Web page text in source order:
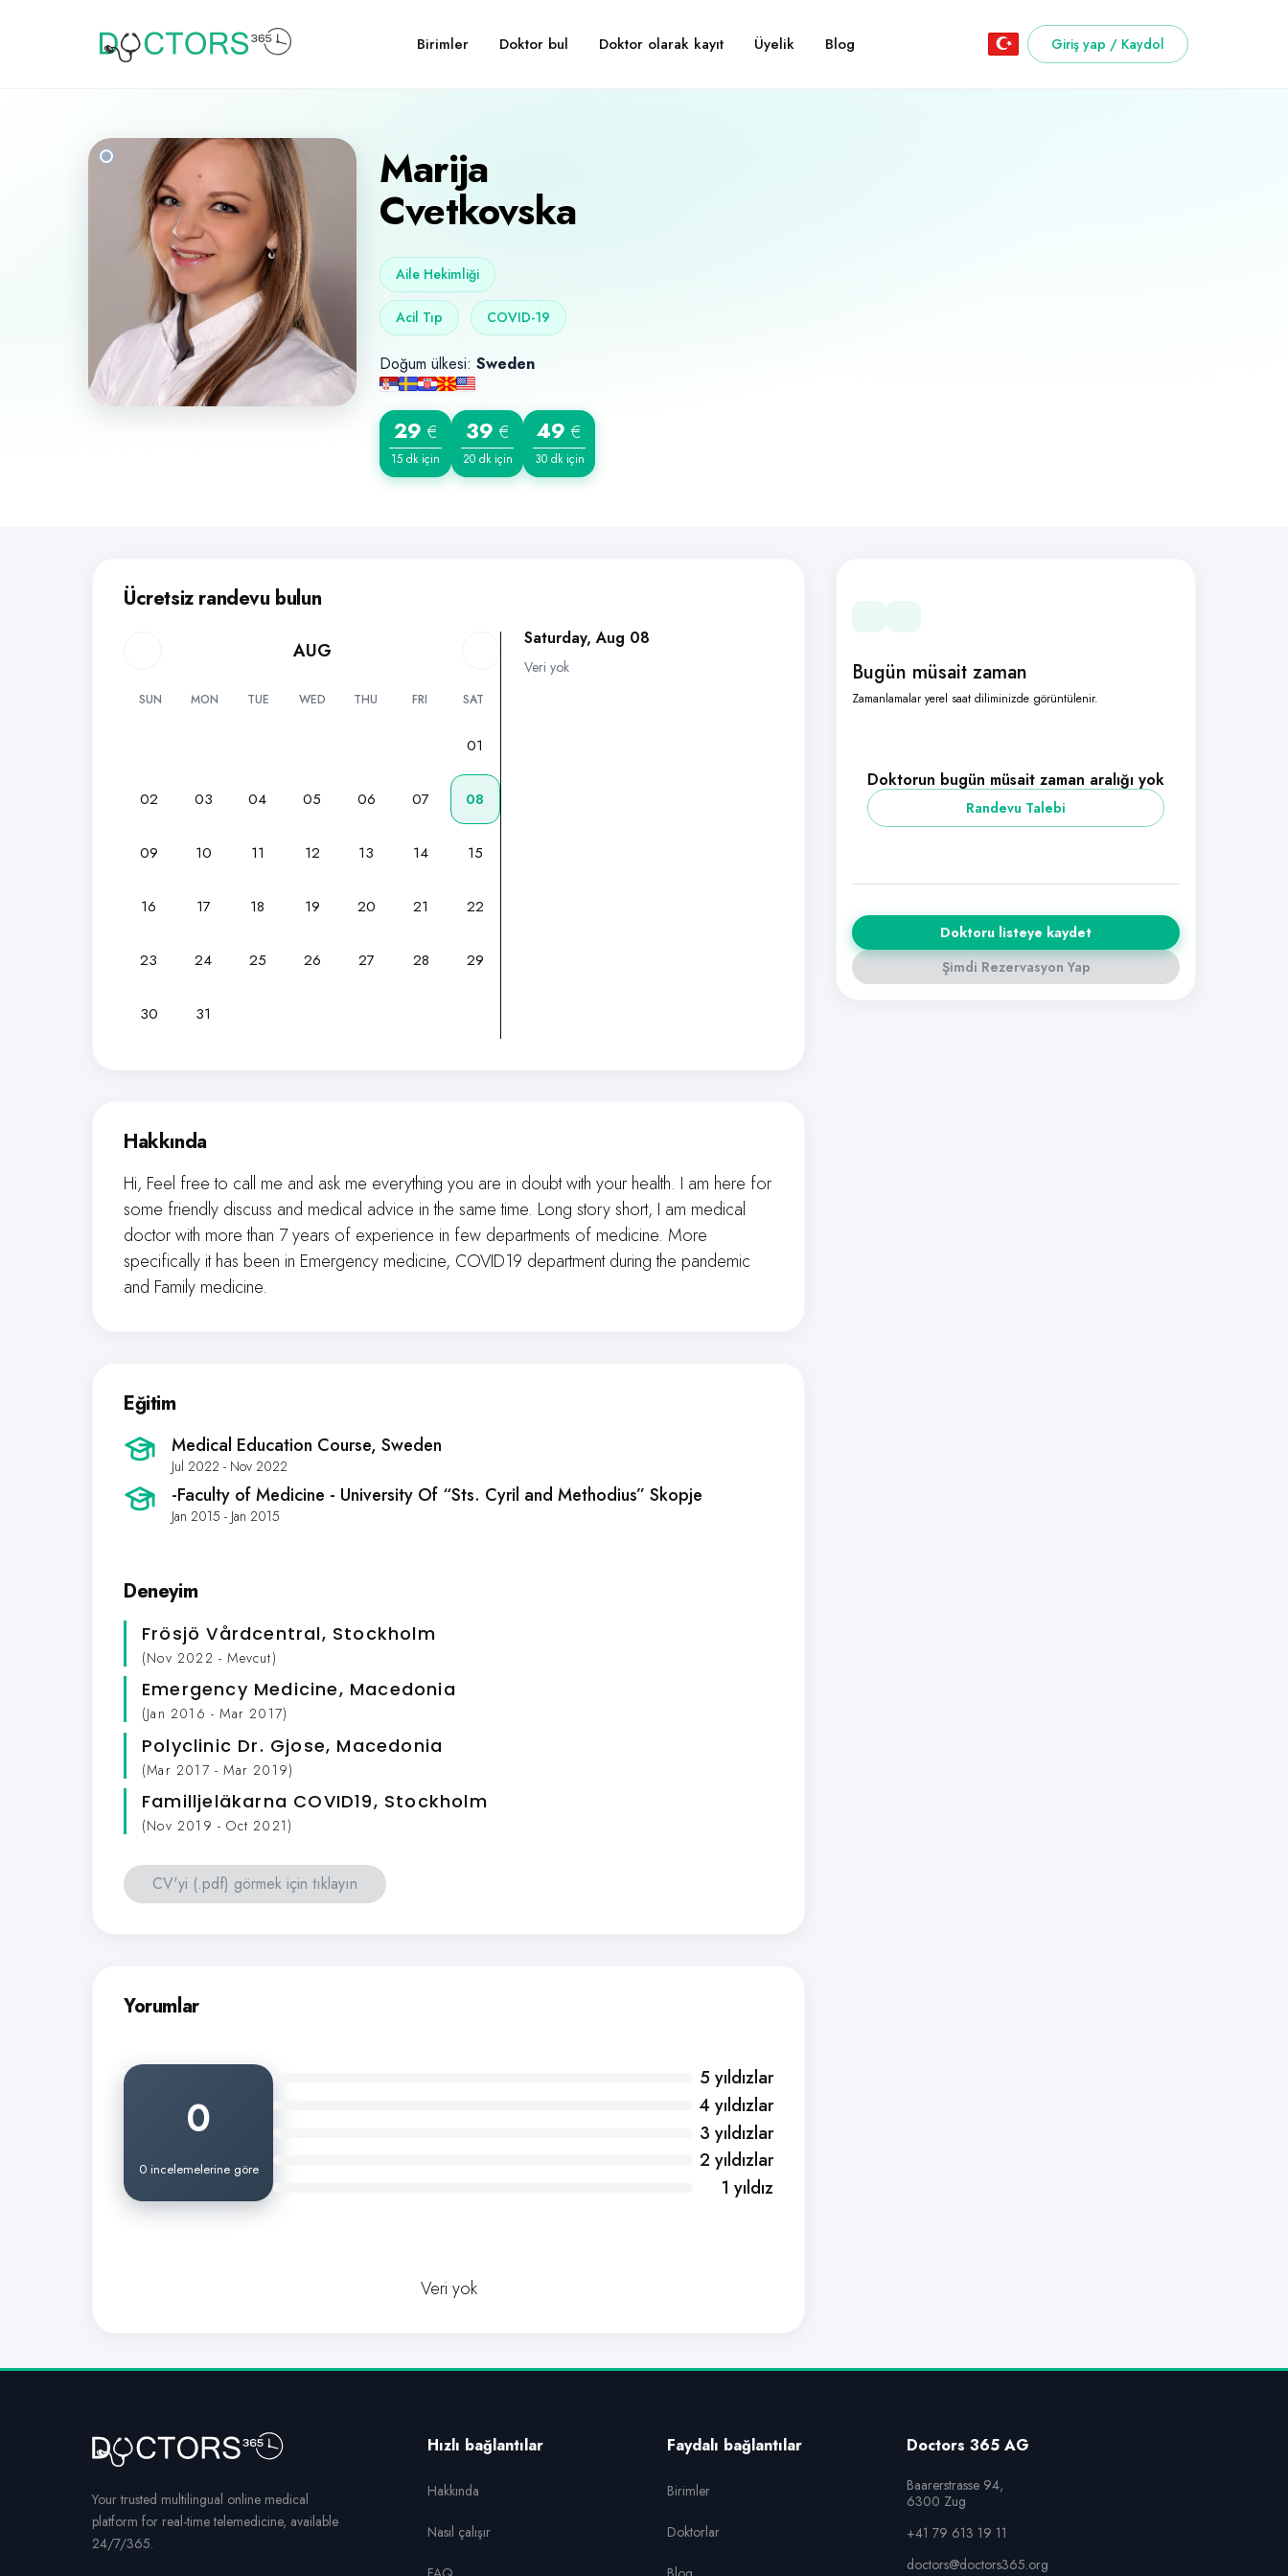
Birimler Doktor bul Doktor olarak kayıt Üyelik Blog Giriş yap / Kaydol
Marija
Cvetkovska
Aile Hekimliği
Acil Tıp COVID-19
Doğum ülkesi: Sweden
29 €
15 dk için
39 €
20 dk için
49 €
30 dk için
Ücretsiz randevu bulun
AUG
SUN MON TUE WED THU FRI SAT
01
02 03 04 05 06 07 08
09 10 11 12 13 14 15
16 17 18 19 20 21 22
23 24 25 26 27 28 29
30 31
Saturday, Aug 08
Veri yok
Hakkında
Hi, Feel free to call me and ask me everything you are in doubt with your health. I am here for
some friendly discuss and medical advice in the same time. Long story short, I am medical
doctor with more than 7 years of experience in few departments of medicine. More
specifically it has been in Emergency medicine, COVID19 department during the pandemic
and Family medicine.
Eğitim
Medical Education Course, Sweden
Jul 2022 - Nov 2022
-Faculty of Medicine - University Of “Sts. Cyril and Methodius” Skopje
Jan 2015 - Jan 2015
Deneyim
Frösjö Vårdcentral, Stockholm
(Nov 2022 - Mevcut)
Emergency Medicine, Macedonia
(Jan 2016 - Mar 2017)
Polyclinic Dr. Gjose, Macedonia
(Mar 2017 - Mar 2019)
Familljeläkarna COVID19, Stockholm
(Nov 2019 - Oct 2021)
CV'yi (.pdf) görmek için tıklayın
Yorumlar
0
0 incelemelerine göre
5 yıldızlar
4 yıldızlar
3 yıldızlar
2 yıldızlar
1 yıldız
Veri yok
Bugün müsait zaman
Zamanlamalar yerel saat diliminizde görüntülenir.
Doktorun bugün müsait zaman aralığı yok
Randevu Talebi
Doktoru listeye kaydet
Şimdi Rezervasyon Yap
Your trusted multilingual online medical
platform for real-time telemedicine, available
24/7/365.
Hızlı bağlantılar
Hakkında
Nasıl çalışır
Faydalı bağlantılar
Birimler
Doktorlar
Doctors 365 AG
Baarerstrasse 94,
6300 Zug
+41 79 613 19 11
doctors@doctors365.org